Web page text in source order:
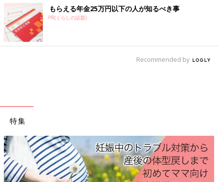
妊娠15週目のエコー写真 母体血清マーカー検査を受ける
もらえる年金25万円以下の人が知るべき事
PR(くらしの話題)
Recommended by
特集